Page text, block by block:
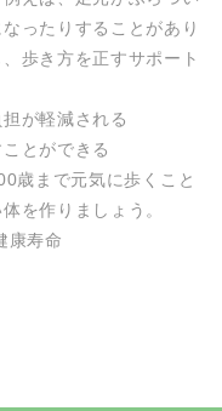
ったりすることがあり
歩き方を正すサポート
が軽減される
とができる
歳まで元気に歩くこと
を作りましょう。
康寿命